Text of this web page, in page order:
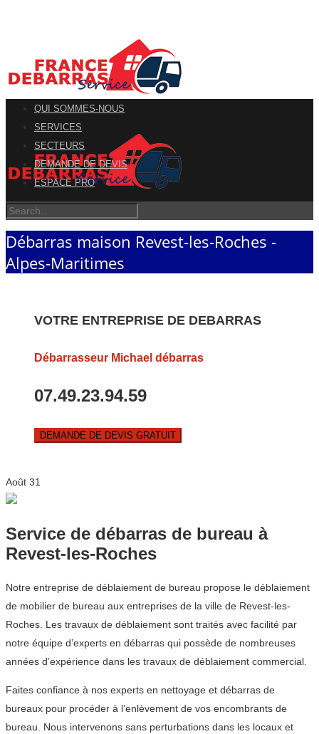
QUI SOMMES-NOUS
SERVICES
SECTEURS
DEMANDE DE DEVIS
ESPACE PRO
Débarras maison Revest-les-Roches -
Alpes-Maritimes
VOTRE ENTREPRISE DE DEBARRAS
Débarrasseur Michael débarras
07.49.23.94.59
DEMANDE DE DEVIS GRATUIT
Août 31
Service de débarras de bureau à
Revest-les-Roches
Notre entreprise de déblaiement de bureau propose le déblaiement
de mobilier de bureau aux entreprises de la ville de Revest-les-
Roches. Les travaux de déblaiement sont traités avec facilité par
notre équipe d’experts en débarras qui possède de nombreuses
années d’expérience dans les travaux de déblaiement commercial.
Faites confiance à nos experts en nettoyage et débarras de
bureaux pour procéder à l’enlèvement de vos encombrants de
bureau. Nous intervenons sans perturbations dans les locaux et